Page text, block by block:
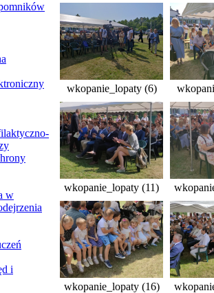
w
i
wkopanie_lopaty (6)
wkopanie_lopaty (11)
wkopanie_lopaty (16)